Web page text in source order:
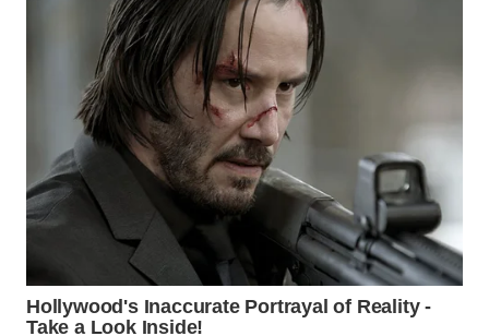
WAHANA
UMKM
WAHANA
SELEB
PERSONA